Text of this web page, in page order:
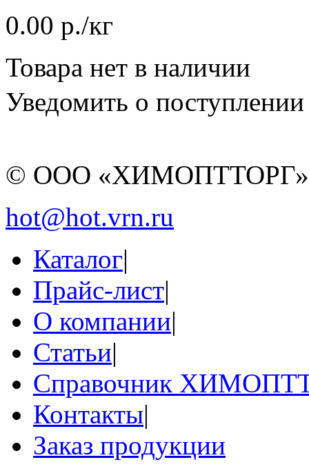
0.00 р./кг
Товара нет в наличии
Уведомить о поступлении
© ООО
hot@hot.vrn.ru
Каталог|
Прайс-лист|
О компании|
Статьи|
Справочник
Контакты|
Заказ продукции